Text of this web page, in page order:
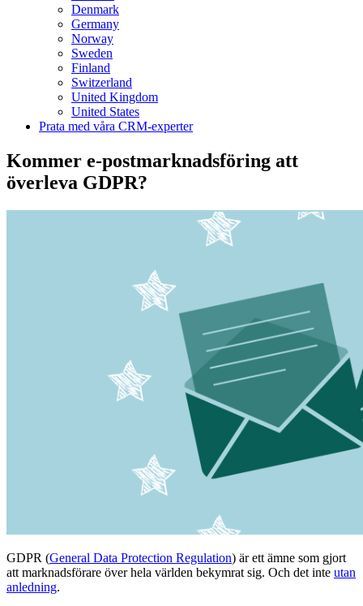
Denmark
Germany
Norway
Sweden
Finland
Switzerland
United Kingdom
United States
Prata med våra CRM-experter
Kommer e-postmarknadsföring att
överleva GDPR?
GDPR (General Data Protection Regulation) är ett ämne som gjort
att marknadsförare över hela världen bekymrat sig. Och det inte utan
anledning.